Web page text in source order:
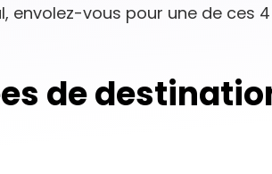
envolez-vous pour une de ces 4
de